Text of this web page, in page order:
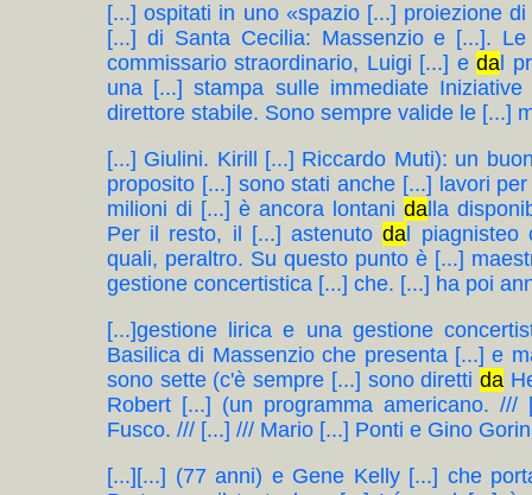
[...] ospitati in uno «spazio [...] proiezione
[...] di Santa Cecilia: Massenzio e [...].
commissario straordinario, Luigi [...] eda l
una [...] stampa sulle immediate
direttore stabile. Sono sempre valide le [...]
[...] Giulini. Kirill [...] Riccardo Muti): un
proposito [...] sono stati anche [...] lavori
milioni di [...] è ancora lontani dalla
Per il resto, il [...] astenutoda l
quali, peraltro. Su questo punto è [...]
gestione concertistica [...] che. [...] ha poi
[...]gestione lirica e una gestione
Basilica di Massenzio che presenta [...] e
sono sette (c'è sempre [...] sono direttida
Robert [...] (un programma americano.
Fusco. /// [...] /// Mario [...] Ponti e Gino
[...][...] (77 anni) e Gene Kelly [...] che